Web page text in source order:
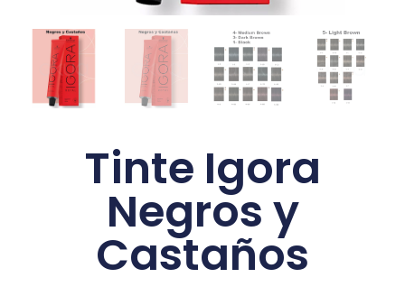
Tinte Igora
Negros y
Castaños